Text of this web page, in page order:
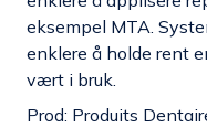
eksempel MTA.
enklere å holde rent
vært i bruk.
Prod: Produits